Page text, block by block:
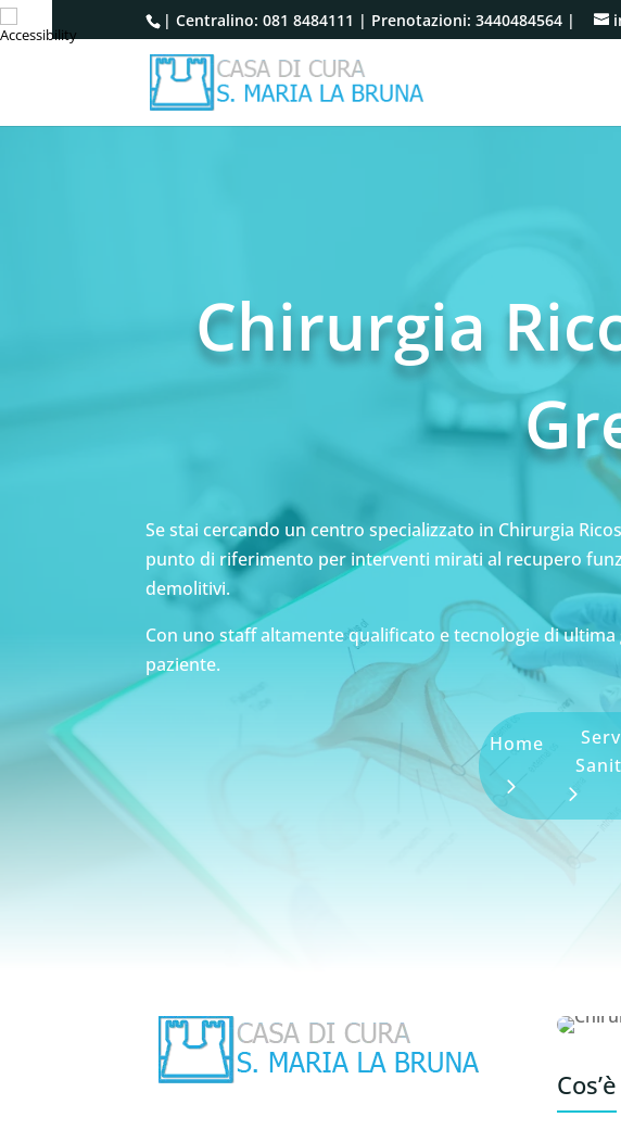
| Centralino:081 8484111 | Prenotazioni:3440484564 |
Chirurgia
Se stai cercando un centro specializzato in Chirurgia
punto di riferimento per interventi mirati al recupero
demolitivi.
Con uno staff altamente qualificato e tecnologie di
paziente.
Home